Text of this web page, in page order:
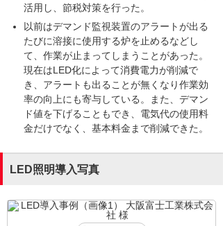
活用し、節税対策を行った。
以前はデマンド監視装置のアラートが出る
たびに溶接に使用する炉を止めるなどし
て、作業が止まってしまうことがあった。
現在はLED化によって消費電力が削減で
き、アラートも出ることが無くなり作業効
率の向上にも寄与している。また、デマン
ド値を下げることもでき、電気代の使用料
金だけでなく、基本料金まで削減できた。
LED照明導入写真